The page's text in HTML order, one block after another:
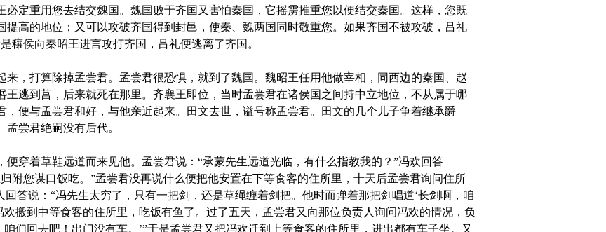
必定重用您去结交魏国。魏国败于齐国又害怕秦国，它摇雳推重您以便结交秦国。这样，您既
提高的地位；又可以攻破齐国得到封邑，使秦、魏两国同时敬重您。如果齐国不被攻破，吕礼
穰侯向秦昭王进言攻打齐国，吕礼便逃离了齐国。
打算除掉孟尝君。孟尝君很恐惧，就到了魏国。魏昭王任用他做宰相，同西边的秦国、赵
王逃到莒，后来就死在那里。齐襄王即位，当时孟尝君在诸侯国之间持中立地位，不从属于哪
，便与孟尝君和好，与他亲近起来。田文去世，谥号称孟尝君。田文的几个儿子争着继承爵
尝君绝嗣没有后代。
着草鞋远道而来见他。孟尝君说：“承蒙先生远道光临，有什么指教我的？”冯欢回答
附您谋口饭吃。”孟尝君没再说什么便把他安置在下等食客的住所里，十天后孟尝君询问住所
答说：“冯先生太穷了，只有一把剑，还是草绳缠着剑把。他时而弹着那把剑唱道‘长剑啊，咱
搬到中等食客的住所里，吃饭有鱼了。过了五天，孟尝君又向那位负责人询问冯欢的情况，负
们回去吧！出门没有车。’”于是孟尝君又把冯欢迁到上等食客的住所里，进出都有车子坐。又